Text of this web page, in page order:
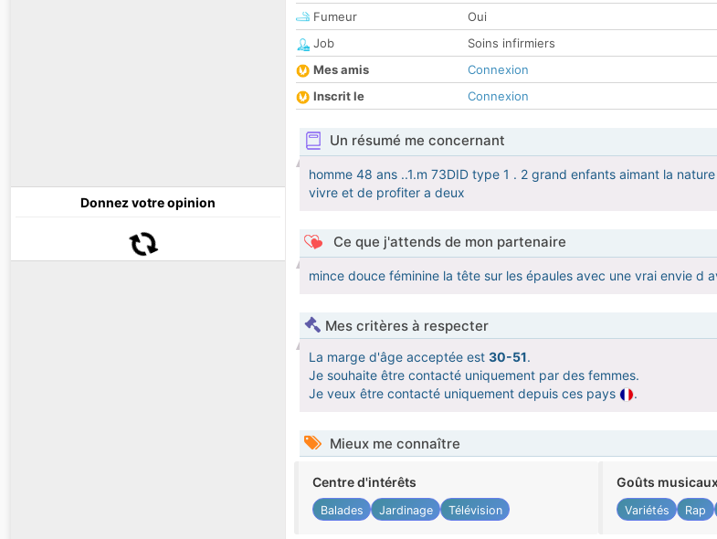
Donnez votre opinion
Fumeur
Oui
Job
Soins infirmiers
Mes amis
Connexion
Inscrit le
Connexion
Un résumé me concernant
homme 48 ans ..1.m 73DID type 1 . 2 grand enfants aimant la
vivre et de profiter a deux
Ce que j'attends de mon partenaire
mince douce féminine la tête sur les épaules avec une vrai envie d
Mes critères à respecter
La marge d'âge acceptée est 30-51.
Je souhaite être contacté uniquement par des femmes.
Je veux être contacté uniquement depuis ces pays
.
Mieux me connaître
Centre d'intérêts
Balades Jardinage Télévision
Goûts
Variétés Rap